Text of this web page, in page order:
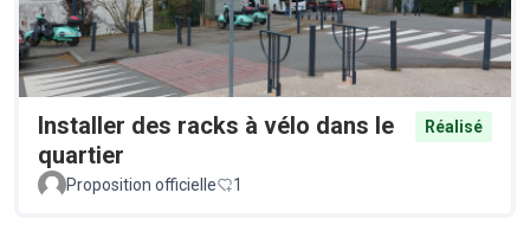
Installer des racks à vélo dans le
quartier
Réalisé
Proposition officielle 1